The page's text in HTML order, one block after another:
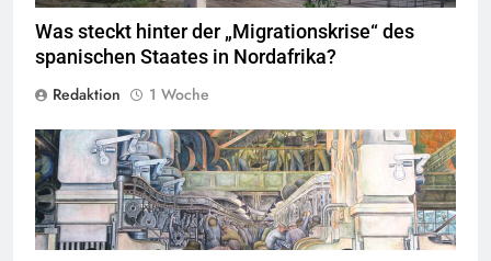
Was steckt hinter der „Migrationskrise“ des
spanischen Staates in Nordafrika?
Redaktion
1 Woche
Das Gemälde des mexikanischen Kommunisten Diego Rivera
entstand als Teil einer Serie von 27 Freskos, erstellt zwischen 1932
und 1933, welche die Industrie der Ford Motor Compani in Detroit
zeigen.Quelle© flickr, cdshockCC-BY-SA-2.0